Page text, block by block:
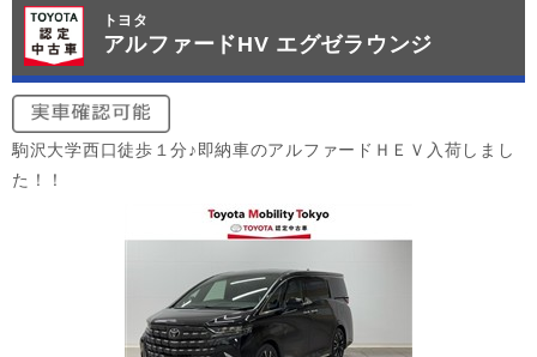
トヨタ
アルファードHV エグゼラウンジ
駒沢大学西口徒歩１分♪即納車のアルファードＨＥＶ入荷しまし
た！！